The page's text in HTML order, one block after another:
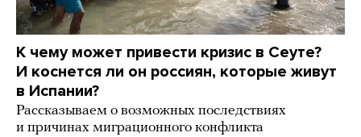
К чему может привести кризис в Сеуте?
И коснется ли он россиян, которые живут
в Испании?
Рассказываем о возможных последствиях
и причинах миграционного конфликта